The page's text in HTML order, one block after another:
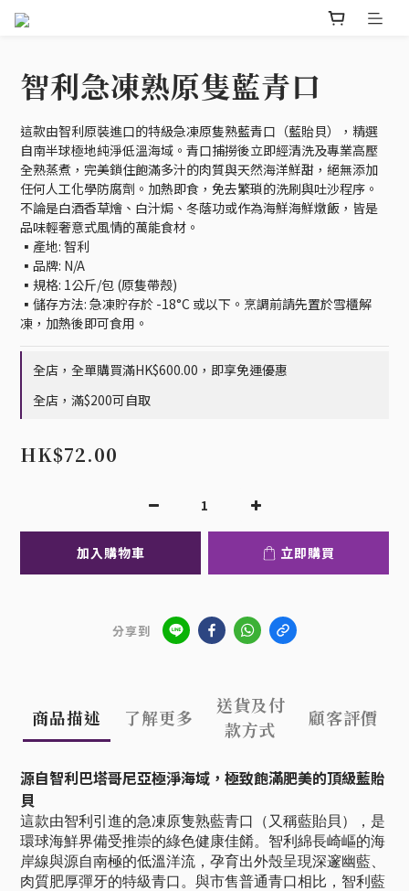
智利急凍熟原隻藍青口
這款由智利原裝進口的特級急凍原隻熟藍青口（藍貽貝），精選
自南半球極地純淨低溫海域。青口捕撈後立即經清洗及專業高壓
全熟蒸煮，完美鎖住飽滿多汁的肉質與天然海洋鮮甜，絕無添加
任何人工化學防腐劑。加熱即食，免去繁瑣的洗刷與吐沙程序。
不論是白酒香草燴、白汁焗、冬蔭功或作為海鮮海鮮燉飯，皆是
品味輕奢意式風情的萬能食材。
▪️產地: 智利
▪️品牌: N/A
▪️規格: 1公斤/包 (原隻帶殼)
▪️儲存方法: 急凍貯存於 -18°C 或以下。烹調前請先置於雪櫃解
凍，加熱後即可食用。
全店，全單購買滿HK$600.00，即享免運優惠
全店，滿$200可自取
HK$72.00
加入購物車 立即購買
分享到
商品描述 了解更多
送貨及付
款方式
顧客評價
源自智利巴塔哥尼亞極淨海域，極致飽滿肥美的頂級藍貽
貝
這款由智利引進的急凍原隻熟藍青口（又稱藍貽貝），是
環球海鮮界備受推崇的綠色健康佳餚。智利綿長崎嶇的海
岸線與源自南極的低溫洋流，孕育出外殼呈現深邃幽藍、
肉質肥厚彈牙的特級青口。與市售普通青口相比，智利藍